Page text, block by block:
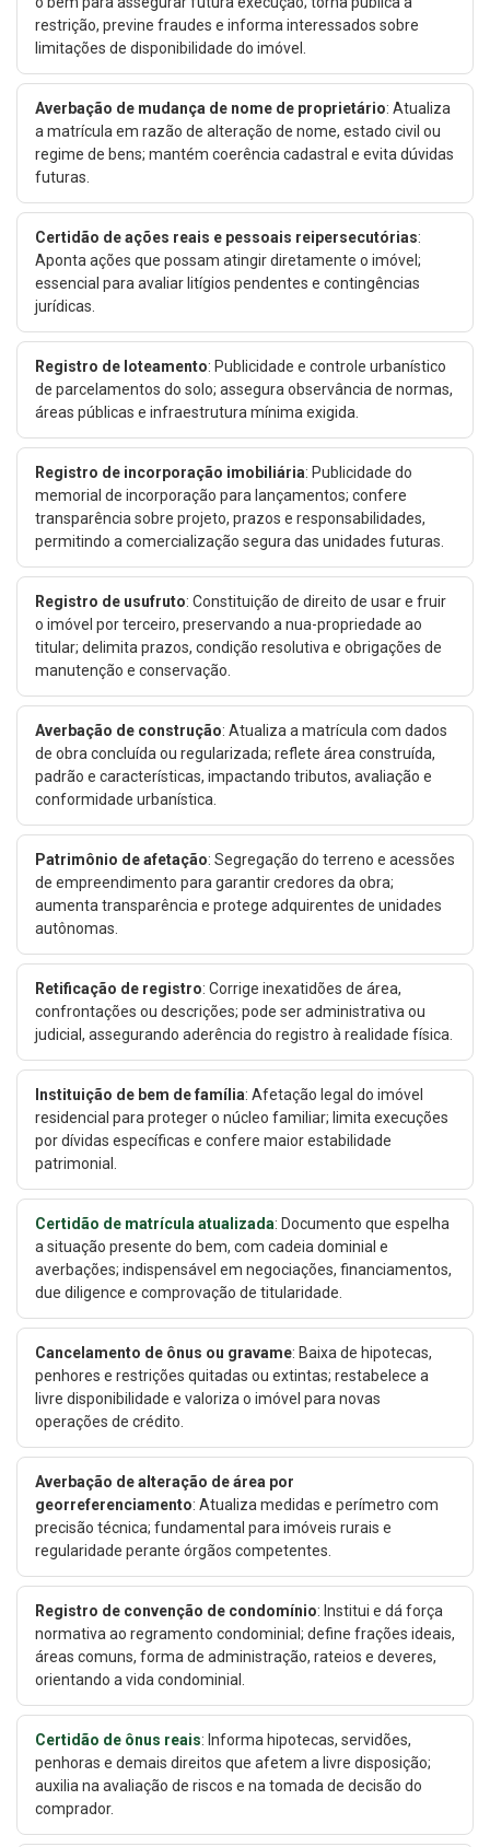
restrição, previne fraudes e informa interessados sobre
limitações de disponibilidade do imóvel.
Averbação de mudança de nome de proprietário: Atualiza
a matrícula em razão de alteração de nome, estado civil ou
regime de bens; mantém coerência cadastral e evita dúvidas
futuras.
Certidão de ações reais e pessoais reipersecutórias:
Aponta ações que possam atingir diretamente o imóvel;
essencial para avaliar litígios pendentes e contingências
jurídicas.
Registro de loteamento: Publicidade e controle urbanístico
de parcelamentos do solo; assegura observância de normas,
áreas públicas e infraestrutura mínima exigida.
Registro de incorporação imobiliária: Publicidade do
memorial de incorporação para lançamentos; confere
transparência sobre projeto, prazos e responsabilidades,
permitindo a comercialização segura das unidades futuras.
Registro de usufruto: Constituição de direito de usar e fruir
o imóvel por terceiro, preservando a nua-propriedade ao
titular; delimita prazos, condição resolutiva e obrigações de
manutenção e conservação.
Averbação de construção: Atualiza a matrícula com dados
de obra concluída ou regularizada; reflete área construída,
padrão e características, impactando tributos, avaliação e
conformidade urbanística.
Patrimônio de afetação: Segregação do terreno e acessões
de empreendimento para garantir credores da obra;
aumenta transparência e protege adquirentes de unidades
autônomas.
Retificação de registro: Corrige inexatidões de área,
confrontações ou descrições; pode ser administrativa ou
judicial, assegurando aderência do registro à realidade física.
Instituição de bem de família: Afetação legal do imóvel
residencial para proteger o núcleo familiar; limita execuções
por dívidas específicas e confere maior estabilidade
patrimonial.
Certidão de matrícula atualizada: Documento que espelha
a situação presente do bem, com cadeia dominial e
averbações; indispensável em negociações, financiamentos,
due diligence e comprovação de titularidade.
Cancelamento de ônus ou gravame: Baixa de hipotecas,
penhores e restrições quitadas ou extintas; restabelece a
livre disponibilidade e valoriza o imóvel para novas
operações de crédito.
Averbação de alteração de área por
georreferenciamento: Atualiza medidas e perímetro com
precisão técnica; fundamental para imóveis rurais e
regularidade perante órgãos competentes.
Registro de convenção de condomínio: Institui e dá força
normativa ao regramento condominial; define frações ideais,
áreas comuns, forma de administração, rateios e deveres,
orientando a vida condominial.
Certidão de ônus reais: Informa hipotecas, servidões,
penhoras e demais direitos que afetem a livre disposição;
auxilia na avaliação de riscos e na tomada de decisão do
comprador.